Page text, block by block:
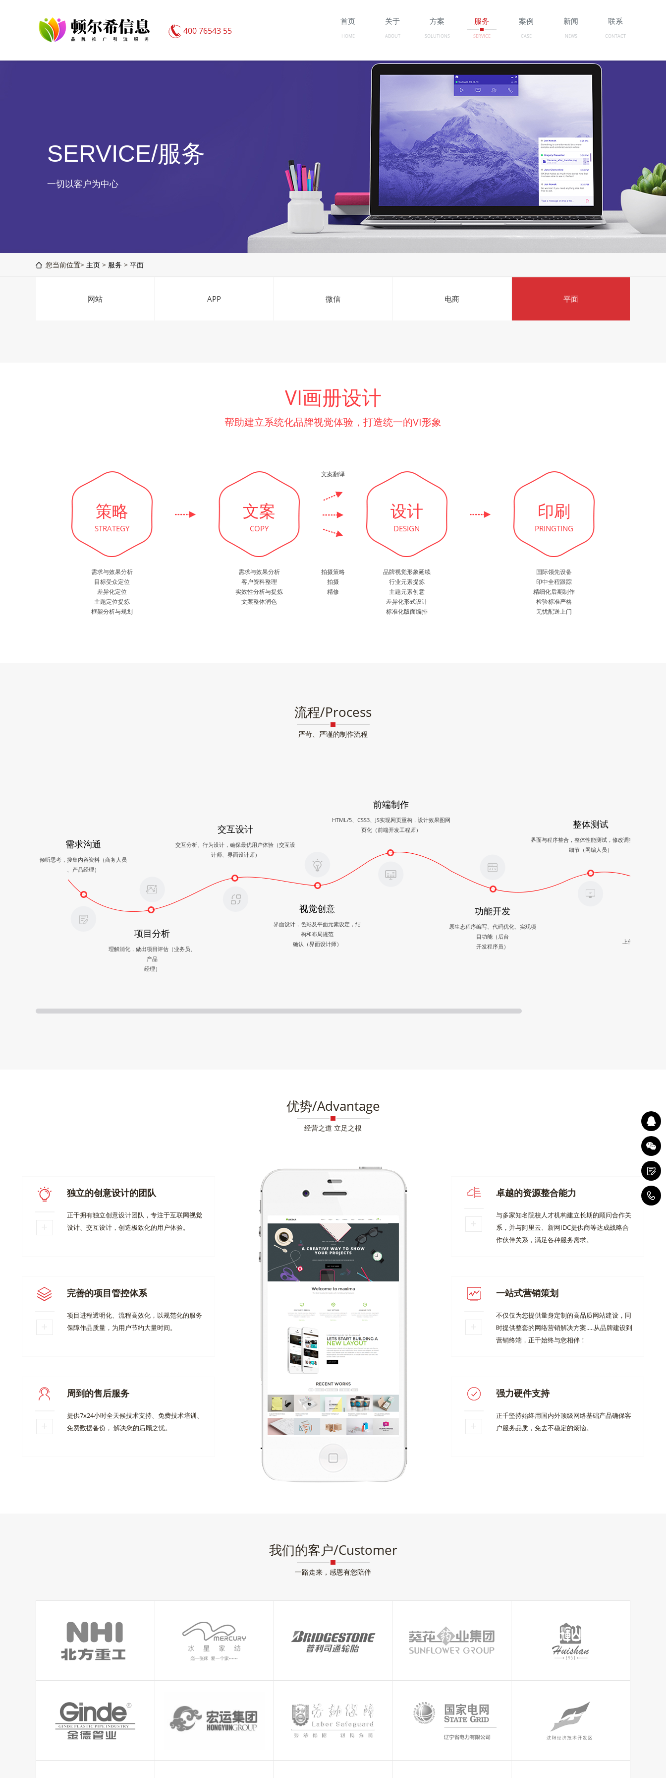
400 76543 55
首页
HOME
关于
ABOUT
方案
SOLUTIONS
服务
SERVICE
案例
CASE
新闻
NEWS
联系
CONTACT
SERVICE/服务
一切以客户为中心
您当前位置> 主页 > 服务 > 平面
网站 APP 微信 电商 平面
VI画册设计
帮助建立系统化品牌视觉体验，打造统一的VI形象
策略
STRATEGY
需求与效果分析
目标受众定位
差异化定位
主题定位提炼
框架分析与规划
文案
COPY
需求与效果分析
客户资料整理
实效性分析与提炼
文案整体润色
文案翻译
拍摄策略
拍摄
精修
设计
DESIGN
品牌视觉形象延续
行业元素提炼
主题元素创意
差异化形式设计
标准化版面编排
印刷
PRINGTING
国际领先设备
印中全程跟踪
精细化后期制作
检验标准严格
无忧配送上门
流程/Process
严苛、严谨的制作流程
需求沟通
倾听思考，搜集内容资料（商务人员
、产品经理）
项目分析
理解消化，做出项目评估（业务员、
产品
经理）
交互设计
交互分析、行为设计，确保最优用户体验（交互设
计师、界面设计师）
视觉创意
界面设计，色彩及平面元素设定，结
构和布局规范
确认（界面设计师）
前端制作
HTML/5、CSS3、JS实现网页重构，设计效果图网
页化（前端开发工程师）
功能开发
原生态程序编写、代码优化、实现项
目功能（后台
开发程序员）
整体测试
界面与程序整合，整体性能测试，修改调整，完善
细节（网编人员）
上传、发布、完
优势/Advantage
经营之道 立足之根
独立的创意设计的团队
正千拥有独立创意设计团队，专注于互联网视觉
设计、交互设计，创造极致化的用户体验。
完善的项目管控体系
项目进程透明化、流程高效化，以规范化的服务
保障作品质量，为用户节约大量时间。
周到的售后服务
提供7x24小时全天候技术支持、免费技术培训、
免费数据备份， 解决您的后顾之忧。
卓越的资源整合能力
与多家知名院校人才机构建立长期的顾问合作关
系，并与阿里云、新网IDC提供商等达成战略合
作伙伴关系，满足各种服务需求。
一站式营销策划
不仅仅为您提供量身定制的高品质网站建设，同
时提供整套的网络营销解决方案.....从品牌建设到
营销终端，正千始终与您相伴！
强力硬件支持
正千坚持始终用国内外顶级网络基础产品确保客
户服务品质，免去不稳定的烦恼。
我们的客户/Customer
一路走来，感恩有您陪伴